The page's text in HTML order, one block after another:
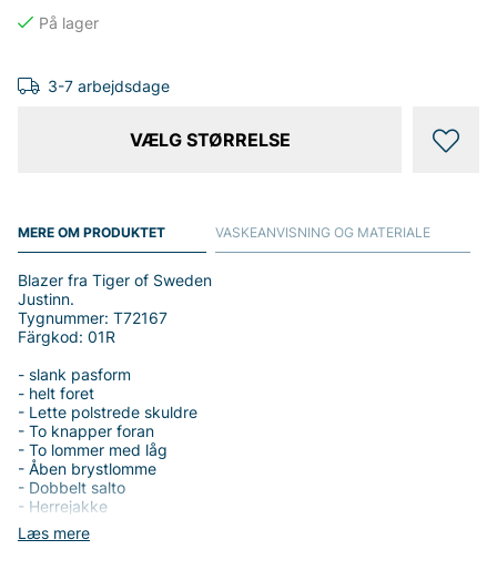
3-7 arbejdsdage
VÆLG STØRRELSE
MERE OM PRODUKTET
Læs mere
Blazer fra Tiger of Sweden
Justinn.
Tygnummer: T72167
Färgkod: 01R
- slank pasform
- helt foret
- Lette polstrede skuldre
- To knapper foran
- To lommer med låg
- Åben brystlomme
- Dobbelt salto
- Herrejakke
VASKEANVISNING OG MATERIALE